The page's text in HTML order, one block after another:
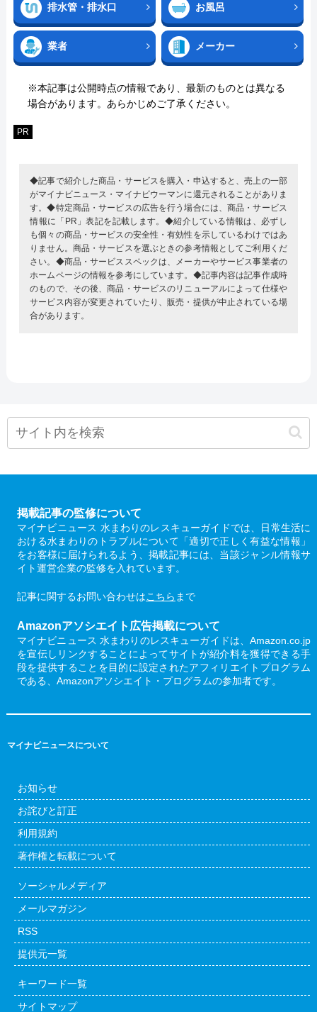
排水管・排水口 お風呂
業者 メーカー
※本記事は公開時点の情報であり、最新のものとは異なる
場合があります。あらかじめご了承ください。
PR
◆記事で紹介した商品・サービスを購入・申込すると、売上の一部
がマイナビニュース・マイナビウーマンに還元されることがありま
す。◆特定商品・サービスの広告を行う場合には、商品・サービス
情報に「PR」表記を記載します。◆紹介している情報は、必ずし
も個々の商品・サービスの安全性・有効性を示しているわけではあ
りません。商品・サービスを選ぶときの参考情報としてご利用くだ
さい。◆商品・サービススペックは、メーカーやサービス事業者の
ホームページの情報を参考にしています。◆記事内容は記事作成時
のもので、その後、商品・サービスのリニューアルによって仕様や
サービス内容が変更されていたり、販売・提供が中止されている場
合があります。
掲載記事の監修について
マイナビニュース 水まわりのレスキューガイドでは、日常生活に
おける水まわりのトラブルについて「適切で正しく有益な情報」
をお客様に届けられるよう、掲載記事には、当該ジャンル情報サ
イト運営企業の監修を入れています。
記事に関するお問い合わせはこちら まで
Amazonアソシエイト広告掲載について
マイナビニュース 水まわりのレスキューガイドは、Amazon.co.jp
を宣伝しリンクすることによってサイトが紹介料を獲得できる手
段を提供することを目的に設定されたアフィリエイトプログラム
である、Amazonアソシエイト・プログラムの参加者です。
マイナビニュースについて
お知らせ
お詫びと訂正
利用規約
著作権と転載について
ソーシャルメディア
メールマガジン
RSS
提供元一覧
キーワード一覧
サイトマップ